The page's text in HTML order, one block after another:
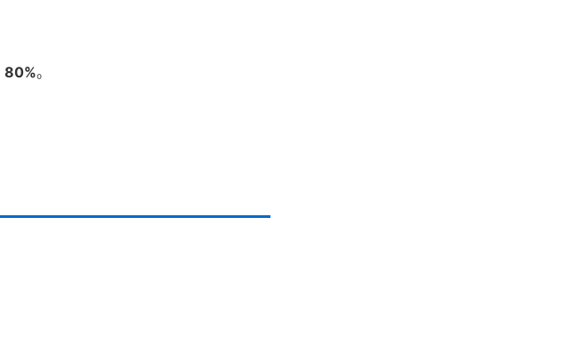
80%。